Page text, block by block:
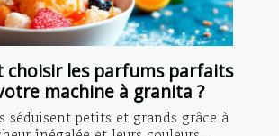
choisir les parfums parfaits
machine à granita ?
séduisent petits et grands grâce à